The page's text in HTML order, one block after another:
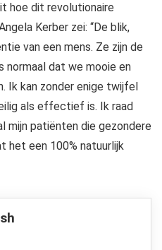
hoe dit revolutionaire
Kerber zei: “De blik,
van een mens. Ze zijn de
normaal dat we mooie en
Ik kan zonder enige twijfel
als effectief is. Ik raad
mijn patiënten die gezondere
het een 100% natuurlijk